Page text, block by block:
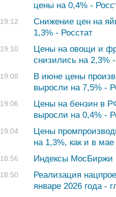
цены на 0,4% -
19:12
Снижение цен на
1,3% - Росстат
19:10
Цены на овощи и
снизились на 2,3%
19:08
В июне цены
выросли на 7,5% -
19:06
Цены на бензин в
выросли на 0,4% -
19:04
Цены
на 1,3%, как и в
18:56 Индексы МосБиржи
18:50
Реализация
январе 2026 года -